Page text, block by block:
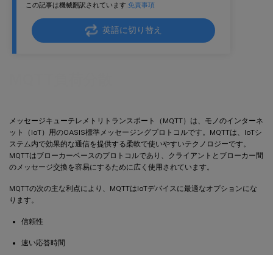
この記事は機械翻訳されています.免責事項
英語に切り替え
メッセージキューテレメトリトランスポート（MQTT）は、モノのインターネ
ット（IoT）用のOASIS標準メッセージングプロトコルです。MQTTは、IoTシ
ステム内で効果的な通信を提供する柔軟で使いやすいテクノロジーです。
MQTTはブローカーベースのプロトコルであり、クライアントとブローカー間
のメッセージ交換を容易にするために広く使用されています。
MQTTの次の主な利点により、MQTTはIoTデバイスに最適なオプションにな
ります。
信頼性
速い応答時間